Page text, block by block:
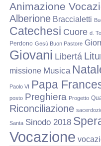
Animazione
Alberione Braccialetti
Catechesi Cuore d.
Perdono Gesù Buon Pastore
Giovani Libertá
missione Musica
Paolo VI Papa
posto Preghiera Progetto
Riconciliazione
Santa Sinodo 2018
Vocazione